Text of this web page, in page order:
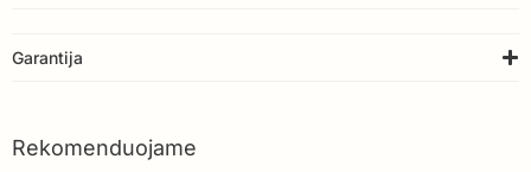
Garantija
Rekomenduojame